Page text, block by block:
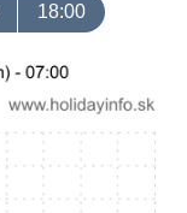
18:00